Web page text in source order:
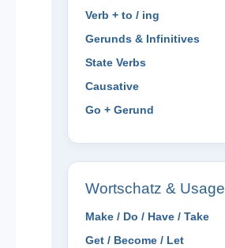
Verb + to / ing
Gerunds & Infinitives
State Verbs
Causative
Go + Gerund
Wortschatz & Usage
Make / Do / Have / Take
Get / Become / Let